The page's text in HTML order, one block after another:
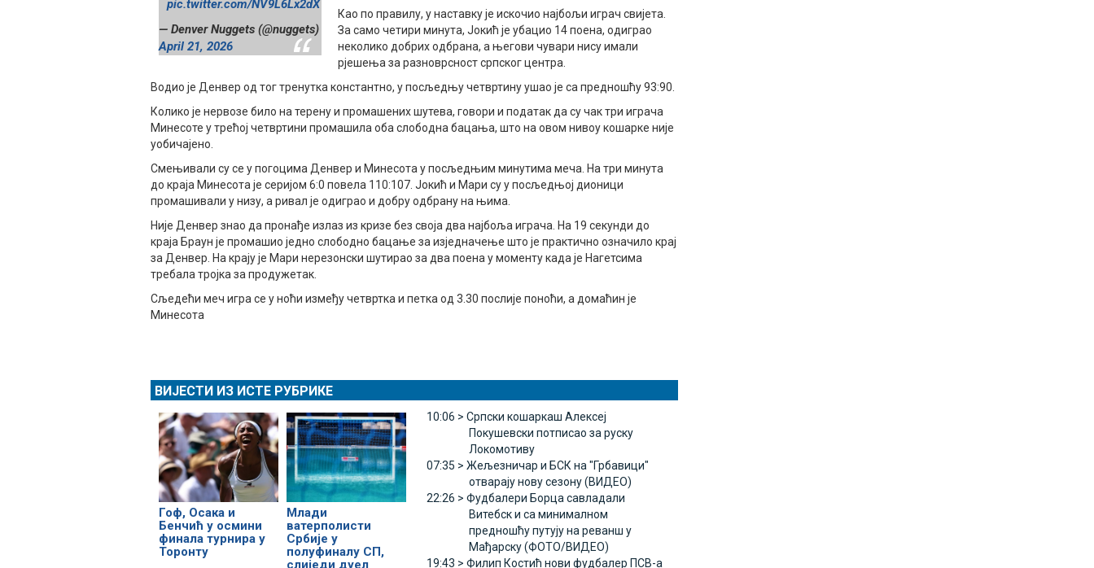
pic.twitter.com/NV9L6Lx2dX
— Denver Nuggets (@nuggets)
April 21, 2026
Као по правилу, у наставку је искочио најбољи играч свијета.
За само четири минута, Јокић је убацио 14 поена, одиграо
неколико добрих одбрана, а његови чувари нису имали
рјешења за разноврсност српског центра.
Водио је Денвер од тог тренутка константно, у посљедњу четвртину ушао је са предношћу 93:90.
Колико је нервозе било на терену и промашених шутева, говори и податак да су чак три играча
Минесоте у трећој четвртини промашила оба слободна бацања, што на овом нивоу кошарке није
уобичајено.
Смењивали су се у погоцима Денвер и Минесота у посљедњим минутима меча. На три минута
до краја Минесота је серијом 6:0 повела 110:107. Јокић и Мари су у посљедњој дионици
промашивали у низу, а ривал је одиграо и добру одбрану на њима.
Није Денвер знао да пронађе излаз из кризе без своја два најбоља играча. На 19 секунди до
краја Браун је промашио једно слободно бацање за изједначење што је практично означило крај
за Денвер. На крају је Мари нерезонски шутирао за два поена у моменту када је Нагетсима
требала тројка за продужетак.
Сљедећи меч игра се у ноћи између четвртка и петка од 3.30 послије поноћи, а домаћин је
Минесота
ВИЈЕСТИ ИЗ ИСТЕ РУБРИКЕ
Гоф, Осака и
Бенчић у осмини
финала турнира у
Торонту
Млади
ватерполисти
Србије у
полуфиналу СП,
слиједи дуел
10:06 > Српски кошаркаш Алексеј
Покушевски потписао за руску
Локомотиву
07:35 > Жељезничар и БСК на "Грбавици"
отварају нову сезону (ВИДЕО)
22:26 > Фудбалери Борца савладали
Витебск и са минималном
предношћу путују на реванш у
Мађарску (ФОТО/ВИДЕО)
19:43 > Филип Костић нови фудбалер ПСВ-а